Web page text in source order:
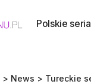
Polskie
> News > Tureckie